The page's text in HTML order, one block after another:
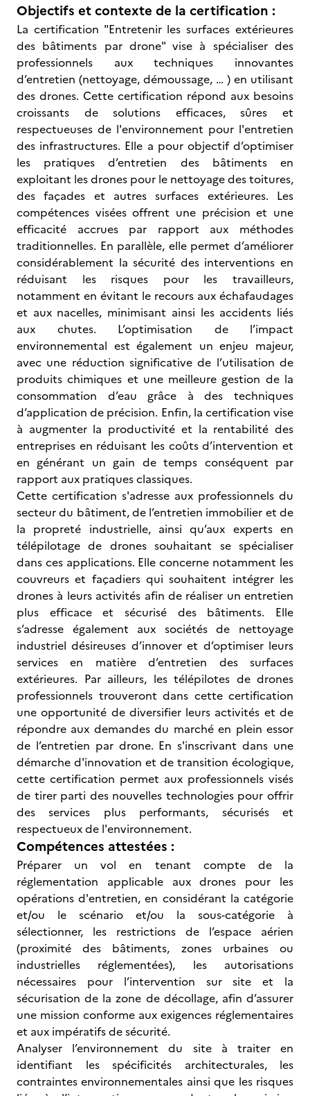
Objectifs et contexte de la certification :
La certification "Entretenir les surfaces extérieures
des bâtiments par drone" vise à spécialiser des
professionnels aux techniques innovantes
d’entretien (nettoyage, démoussage, … ) en utilisant
des drones. Cette certification répond aux besoins
croissants de solutions efficaces, sûres et
respectueuses de l'environnement pour l'entretien
des infrastructures. Elle a pour objectif d’optimiser
les pratiques d’entretien des bâtiments en
exploitant les drones pour le nettoyage des toitures,
des façades et autres surfaces extérieures. Les
compétences visées offrent une précision et une
efficacité accrues par rapport aux méthodes
traditionnelles. En parallèle, elle permet d’améliorer
considérablement la sécurité des interventions en
réduisant les risques pour les travailleurs,
notamment en évitant le recours aux échafaudages
et aux nacelles, minimisant ainsi les accidents liés
aux chutes. L’optimisation de l’impact
environnemental est également un enjeu majeur,
avec une réduction significative de l’utilisation de
produits chimiques et une meilleure gestion de la
consommation d’eau grâce à des techniques
d’application de précision. Enfin, la certification vise
à augmenter la productivité et la rentabilité des
entreprises en réduisant les coûts d’intervention et
en générant un gain de temps conséquent par
rapport aux pratiques classiques.
Cette certification s'adresse aux professionnels du
secteur du bâtiment, de l’entretien immobilier et de
la propreté industrielle, ainsi qu’aux experts en
télépilotage de drones souhaitant se spécialiser
dans ces applications. Elle concerne notamment les
couvreurs et façadiers qui souhaitent intégrer les
drones à leurs activités afin de réaliser un entretien
plus efficace et sécurisé des bâtiments. Elle
s’adresse également aux sociétés de nettoyage
industriel désireuses d’innover et d’optimiser leurs
services en matière d’entretien des surfaces
extérieures. Par ailleurs, les télépilotes de drones
professionnels trouveront dans cette certification
une opportunité de diversifier leurs activités et de
répondre aux demandes du marché en plein essor
de l’entretien par drone. En s'inscrivant dans une
démarche d'innovation et de transition écologique,
cette certification permet aux professionnels visés
de tirer parti des nouvelles technologies pour offrir
des services plus performants, sécurisés et
respectueux de l'environnement.
Compétences attestées :
Préparer un vol en tenant compte de la
réglementation applicable aux drones pour les
opérations d'entretien, en considérant la catégorie
et/ou le scénario et/ou la sous-catégorie à
sélectionner, les restrictions de l’espace aérien
(proximité des bâtiments, zones urbaines ou
industrielles réglementées), les autorisations
nécessaires pour l’intervention sur site et la
sécurisation de la zone de décollage, afin d’assurer
une mission conforme aux exigences réglementaires
et aux impératifs de sécurité.
Analyser l’environnement du site à traiter en
identifiant les spécificités architecturales, les
contraintes environnementales ainsi que les risques